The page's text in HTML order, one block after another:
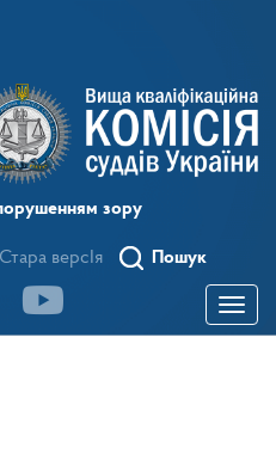
зору
Стара версІя Пошук
Toggle